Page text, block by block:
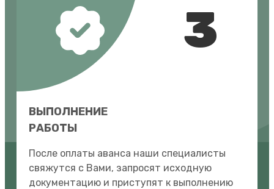
3
ВЫПОЛНЕНИЕ
РАБОТЫ
После оплаты аванса наши специалисты
свяжутся с Вами, запросят исходную
документацию и приступят к выполнению